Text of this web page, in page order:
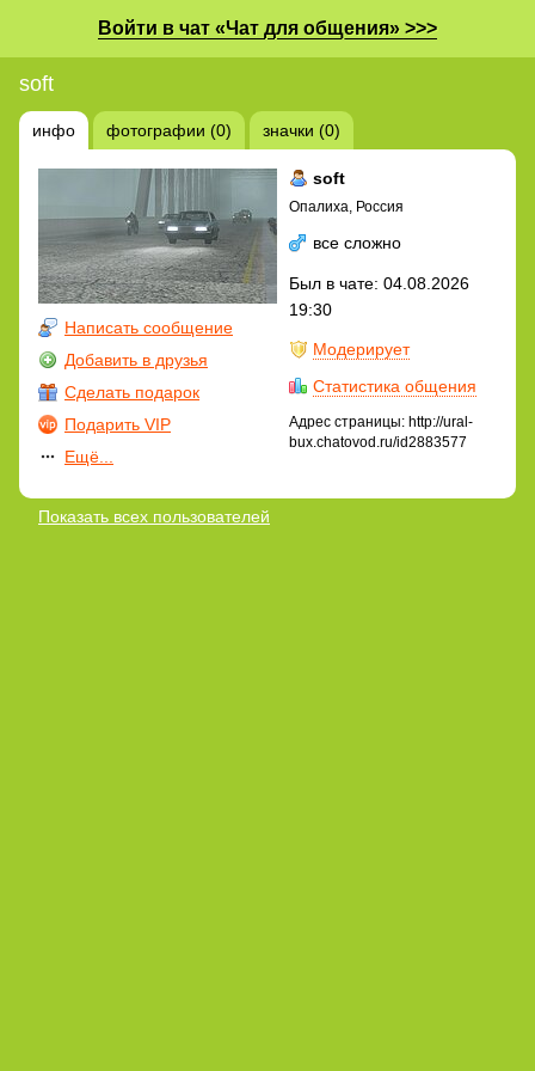
Войти в чат «Чат для общения» >>>
soft
инфо фотографии (0) значки (0)
Написать сообщение
Добавить в друзья
Сделать подарок
Подарить VIP
Ещё...
soft
Опалиха, Россия
все сложно
Был в чате: 04.08.2026
19:30
Модерирует
Статистика общения
Адрес страницы: http://ural-
bux.chatovod.ru/id2883577
Показать всех пользователей